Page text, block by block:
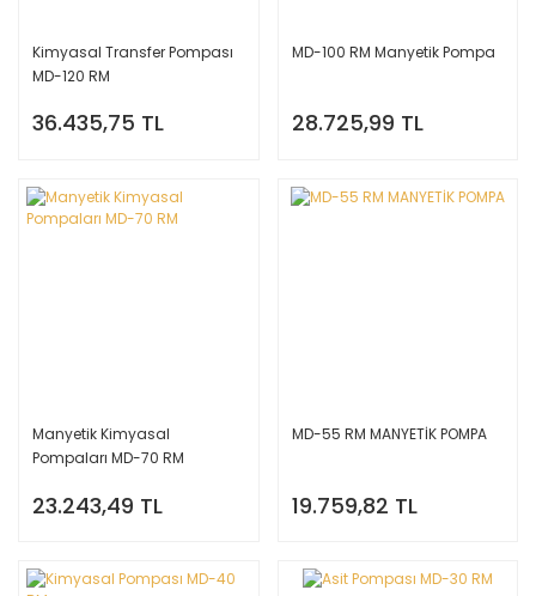
Kimyasal Transfer Pompası
MD-120 RM
36.435,75 TL
MD-100 RM Manyetik Pompa
28.725,99 TL
Manyetik Kimyasal
Pompaları MD-70 RM
23.243,49 TL
MD-55 RM MANYETİK POMPA
19.759,82 TL